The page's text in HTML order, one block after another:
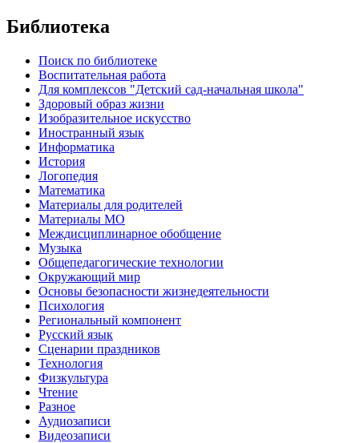
Библиотека
Поиск по библиотеке
Воспитательная работа
Для комплексов "Детский сад-начальная школа"
Здоровый образ жизни
Изобразительное искусство
Иностранный язык
Информатика
История
Логопедия
Математика
Материалы для родителей
Материалы МО
Междисциплинарное обобщение
Музыка
Общепедагогические технологии
Окружающий мир
Основы безопасности жизнедеятельности
Психология
Региональный компонент
Русский язык
Сценарии праздников
Технология
Физкультура
Чтение
Разное
Аудиозаписи
Видеозаписи